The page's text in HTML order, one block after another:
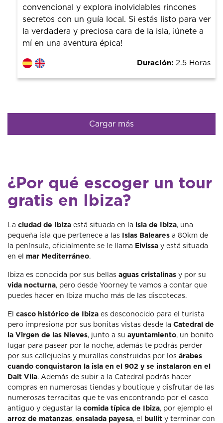
convencional y explora inolvidables rincones
secretos con un guía local. Si estás listo para ver
la verdadera y preciosa cara de la isla, ¡únete a
mí en una aventura épica!
Duración: 2.5 Horas
Cargar más
¿Por qué escoger un tour
gratis en Ibiza?
La ciudad de Ibiza está situada en la isla de Ibiza, una
pequeña isla que pertenece a las
Islas Baleares a 80km de
la península, oficialmente se le llama Eivissa y está situada
en el mar Mediterráneo.
Ibiza es conocida por sus bellas aguas cristalinas y por su
vida nocturna, pero desde Yoorney te vamos a contar que
puedes hacer en Ibiza mucho más de las discotecas.
El casco histórico de Ibiza es desconocido para el turista
pero impresiona por sus bonitas vistas desde la Catedral de
la Virgen de las Nieves, junto a su ayuntamiento, un bonito
lugar para pasear por la noche, además te podrás perder
por sus callejuelas y murallas construidas por los árabes
cuando conquistaron la isla en el 902 y se instalaron en el
Dalt Vila. Además de subir a la Catedral podrás hacer
compras en numerosas tiendas y boutique y disfrutar de las
numerosas terracitas que te vas encontrando por el casco
antiguo y degustar la comida típica de Ibiza, por ejemplo el
arroz de matanzas, ensalada payesa, el bullit y terminar con